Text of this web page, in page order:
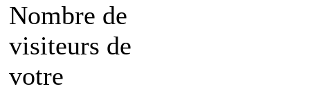
Nombre de
visiteurs de
votre